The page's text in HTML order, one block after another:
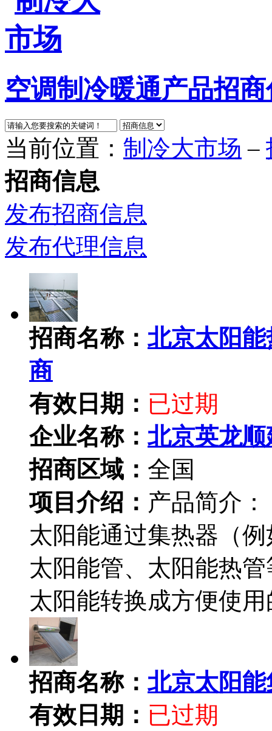
空调制冷暖通产品招
当前位置： 制冷大市场 –
招商信息
发布招商信息
发布代理信息
招商名称： 北京太阳
商
有效日期： 已过期
企业名称： 北京英龙
招商区域： 全国
项目介绍： 产品简介
太阳能通过集热器（
太阳能管、太阳能热
太阳能转换成方便使
招商名称： 北京太阳
有效日期： 已过期